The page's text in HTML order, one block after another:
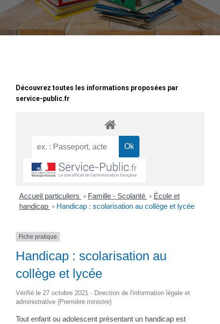
Découvrez toutes les informations proposées par
service-public.fr
Accueil particuliers > Famille - Scolarité > École et
handicap > Handicap : scolarisation au collège et lycée
Fiche pratique
Handicap : scolarisation au
collège et lycée
Vérifié le 27 octobre 2021 - Direction de l'information légale et
administrative (Première ministre)
Tout enfant ou adolescent présentant un handicap est